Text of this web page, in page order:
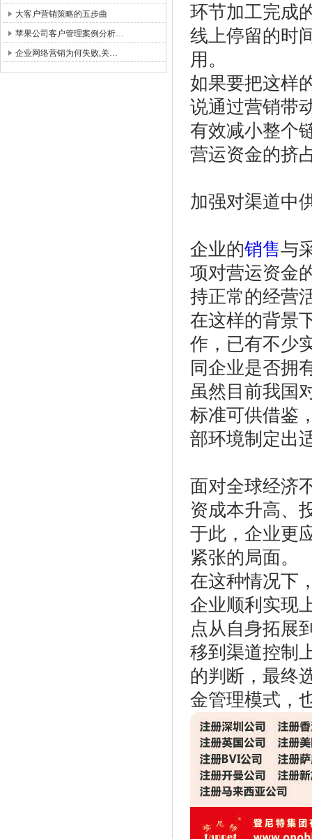
大客户营销策略的五步曲
苹果公司客户管理案例分析…
企业网络营销为何失败,关…
环节加工完成
线上停留的时
用。
如果要把这样
说通过营销带
有效减小整个
营运资金的挤
加强对渠道中
企业的销售与
项对营运资金
持正常的经营
在这样的背景
作，已有不少
同企业是否拥
虽然目前我国
标准可供借鉴
部环境制定出
面对全球经济
资成本升高、
于此，企业更
紧张的局面。
在这种情况下
企业顺利实现
点从自身拓展
移到渠道控制
的判断，最终
金管理模式，